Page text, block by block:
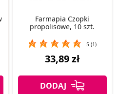
Farmapia Czopki
propolisowe, 10 szt.
5 (1)
33,89 zł